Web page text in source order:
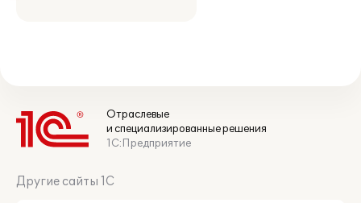
Отраслевые
и специализированные решения
1С:Предприятие
Другие сайты 1С